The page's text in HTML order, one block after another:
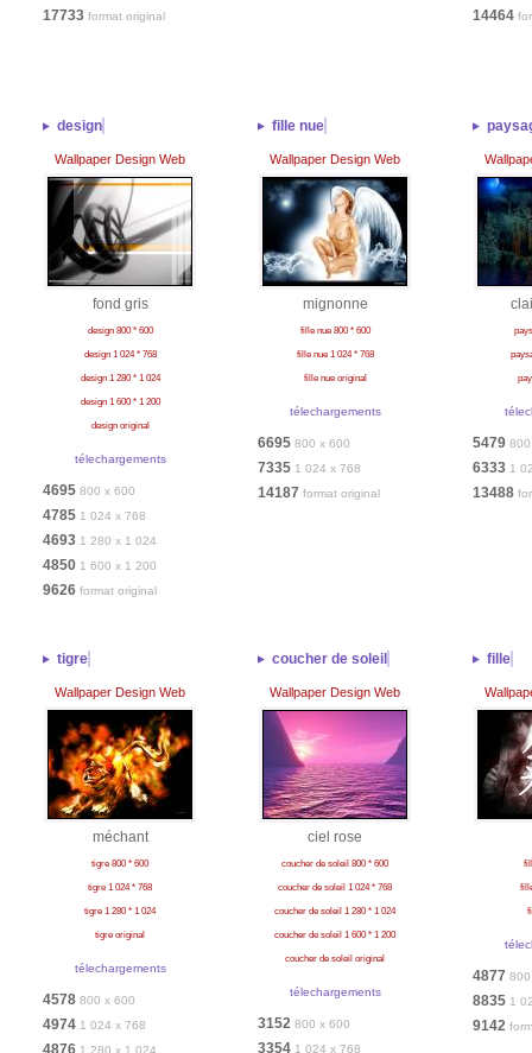
17733 format original 14464
design
Wallpaper Design Web
fond gris
design 800 * 600
design 1 024 * 768
design 1 280 * 1 024
design 1 600 * 1 200
design original
télechargements
4695 800 x 600
4785 1 024 x 768
4693 1 280 x 1 024
4850 1 600 x 1 200
9626 format original
fille nue
Wallpaper Design Web
mignonne
fille nue 800 * 600
fille nue 1 024 * 768
fille nue original
télechargements
6695 800 x 600
7335 1 024 x 768
14187 format original
5479
6333 1
13488
tigre
Wallpaper Design Web
méchant
tigre 800 * 600
tigre 1 024 * 768
tigre 1 280 * 1 024
tigre original
télechargements
4578 800 x 600
4974 1 024 x 768
4876 1 280 x 1 024
coucher de soleil
Wallpaper Design Web
ciel rose
coucher de soleil 800 * 600
coucher de soleil 1 024 * 768
coucher de soleil 1 280 * 1 024
coucher de soleil 1 600 * 1 200
coucher de soleil original
télechargements
3152 800 x 600
3354 1 024 x 768
fille
4877
8835 1
9142